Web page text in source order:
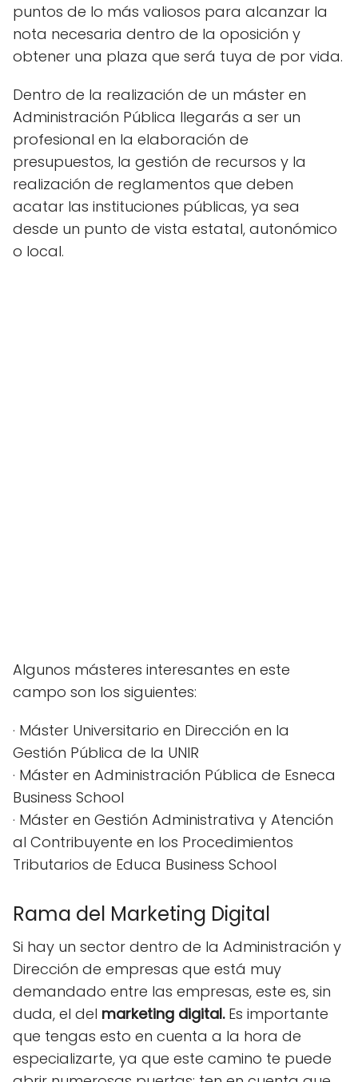
puntos de lo más valiosos para alcanzar la
nota necesaria dentro de la oposición y
obtener una plaza que será tuya de por vida.
Dentro de la realización de un máster en
Administración Pública llegarás a ser un
profesional en la elaboración de
presupuestos, la gestión de recursos y la
realización de reglamentos que deben
acatar las instituciones públicas, ya sea
desde un punto de vista estatal, autonómico
o local.
Algunos másteres interesantes en este
campo son los siguientes:
· Máster Universitario en Dirección en la
Gestión Pública de la UNIR
· Máster en Administración Pública de Esneca
Business School
· Máster en Gestión Administrativa y Atención
al Contribuyente en los Procedimientos
Tributarios de Educa Business School
Rama del Marketing Digital
Si hay un sector dentro de la Administración y
Dirección de empresas que está muy
demandado entre las empresas, este es, sin
duda, el del marketing digital.Es importante
que tengas esto en cuenta a la hora de
especializarte, ya que este camino te puede